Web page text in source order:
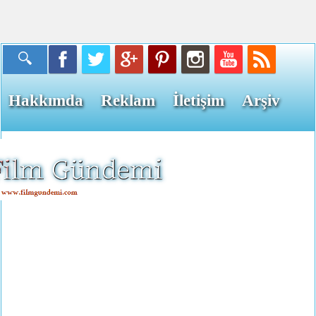
Hakkımda Reklam İletişim Arşiv